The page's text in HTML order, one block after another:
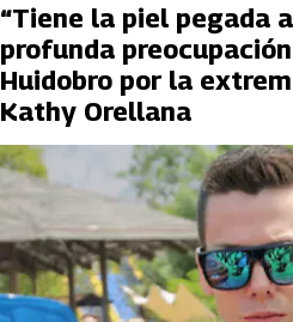
“Tiene la piel pegada
profunda
Huidobro por la
Kathy Orellana